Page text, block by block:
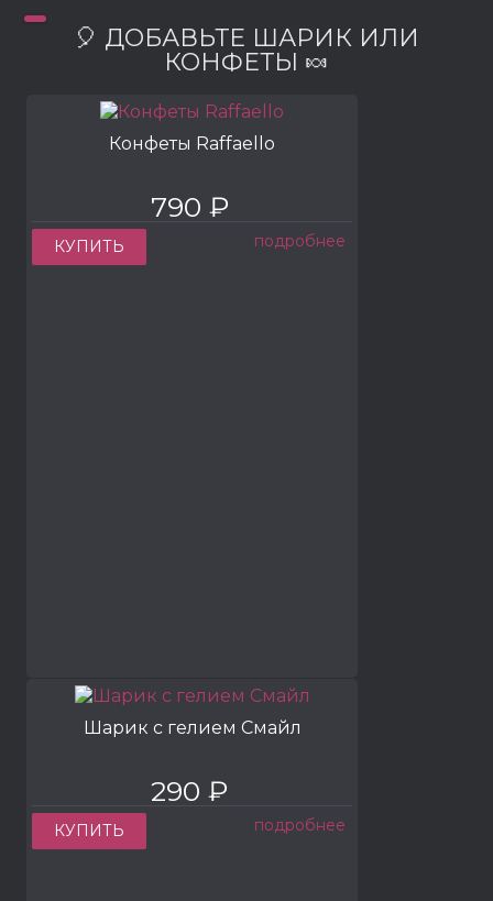
🎈 ДОБАВЬТЕ ШАРИК ИЛИ
КОНФЕТЫ 🍬
Конфеты Raffaello
790 ₽
КУПИТЬ подробнее
Шарик с гелием Смайл
290 ₽
КУПИТЬ подробнее